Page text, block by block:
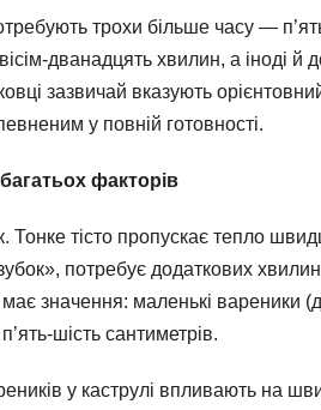
трохи більше часу —
дванадцять хвилин, а іноді й
зазвичай вказують
у повній готовності.
факторів
Тонке тісто пропускає тепло
потребує додаткових
значення: маленькі вареники
шість сантиметрів.
у каструлі впливають на